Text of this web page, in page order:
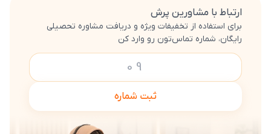
ارتباط با مشاورین پرش
برای استفاده از تخفیفات ویژه و دریافت مشاوره تحصیلی
رایگان، شماره تماس‌تون رو وارد کن
ثبت شماره